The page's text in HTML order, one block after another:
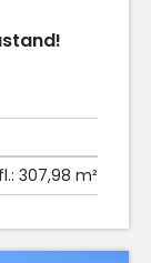
307,98 m²